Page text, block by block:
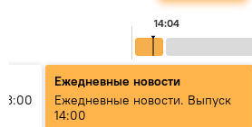
14:04
Ежедневные новости
Ежедневные новости. Выпуск
14:00